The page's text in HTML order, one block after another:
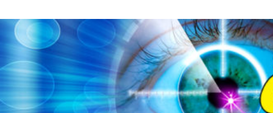
to
contentvinivida.lk